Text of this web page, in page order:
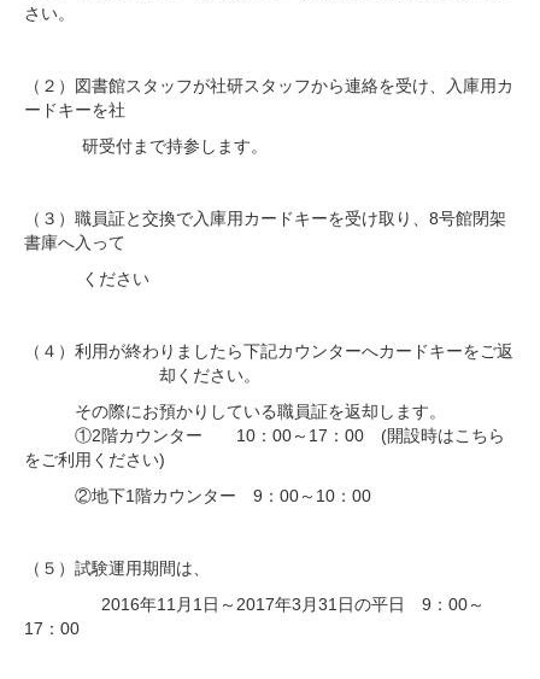
さい。
（２）図書館スタッフが社研スタッフから連絡を受け、入庫用カ
ードキーを社
研受付まで持参します。
（３）職員証と交換で入庫用カードキーを受け取り、8号館閉架
書庫へ入って
ください
（４）利用が終わりましたら下記カウンターへカードキーをご返
却ください。
その際にお預かりしている職員証を返却します。
①2階カウンター 10：00～17：00 (開設時はこちら
をご利用ください)
②地下1階カウンター 9：00～10：00
（５）試験運用期間は、
2016年11月1日～2017年3月31日の平日 9：00～
17：00